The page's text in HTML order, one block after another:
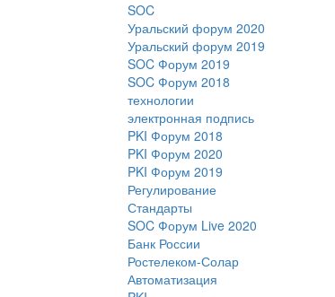
SOC
Уральский форум 2020
Уральский форум 2019
SOC Форум 2019
SOC Форум 2018
технологии
электронная подпись
PKI Форум 2018
PKI Форум 2020
PKI Форум 2019
Регулирование
Стандарты
SOC Форум Live 2020
Банк России
Ростелеком-Солар
Автоматизация